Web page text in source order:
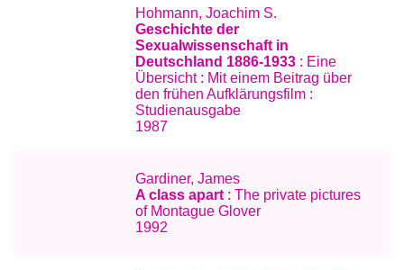
Hohmann, Joachim S.
Geschichte der
Sexualwissenschaft in
Deutschland 1886-1933 : Eine
Übersicht : Mit einem Beitrag über
den frühen Aufklärungsfilm :
Studienausgabe
1987
Gardiner, James
A class apart : The private pictures
of Montague Glover
1992